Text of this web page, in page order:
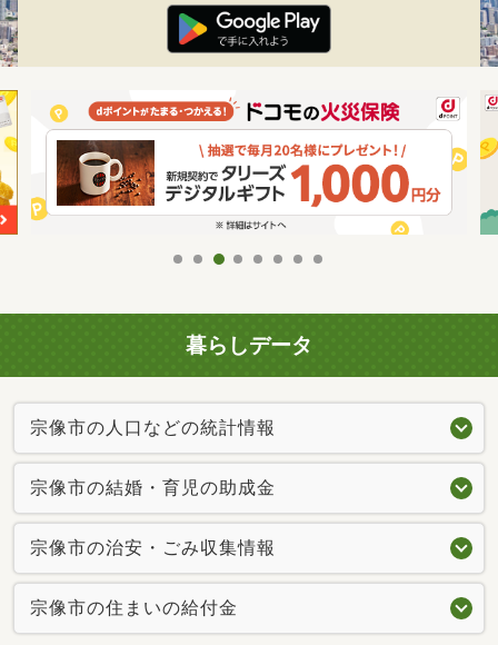
暮らしデータ
宗像市の人口などの統計情報
宗像市の結婚・育児の助成金
宗像市の治安・ごみ収集情報
宗像市の住まいの給付金